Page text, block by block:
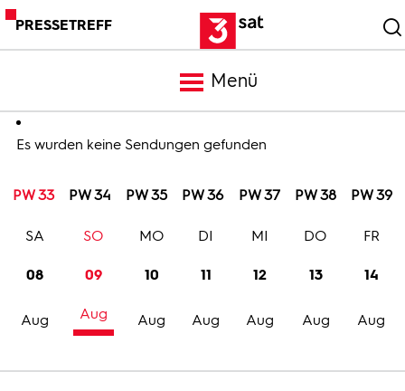
PRESSETREFF
Menü
Meldungen
Programm
Trailer
Bilder
Es wurden keine Sendungen gefunden
PW 33 PW 34 PW 35 PW 36 PW 37 PW 38 PW 39
08
Aug
SA
09
Aug
SO
10
Aug
MO
11
Aug
DI
12
Aug
MI
13
Aug
DO
14
Aug
FR